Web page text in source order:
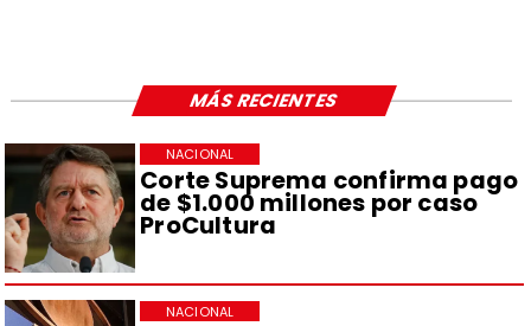
Corte Suprema confirma pago
de $1.000 millones por caso
ProCultura
NACIONAL
NACIONAL
MÁS RECIENTES